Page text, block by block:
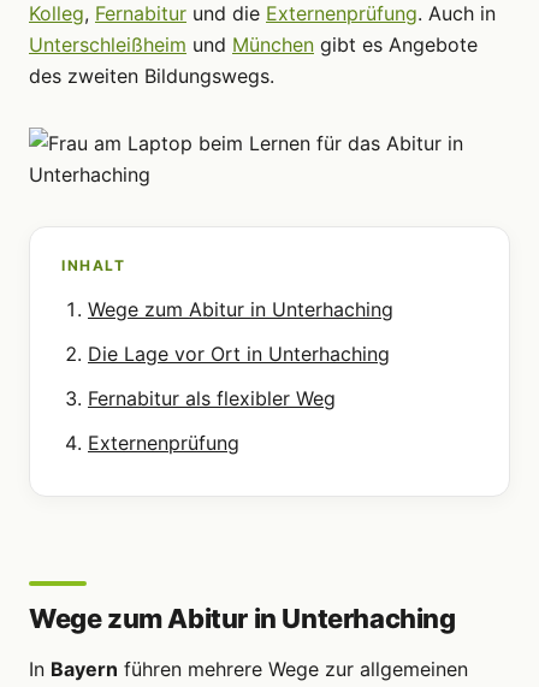
Kolleg, Fernabitur und die Externenprüfung. Auch in
Unterschleißheim und München gibt es Angebote
des zweiten Bildungswegs.
INHALT
Wege zum Abitur in Unterhaching
Die Lage vor Ort in Unterhaching
Fernabitur als flexibler Weg
Externenprüfung
Wege zum Abitur in Unterhaching
In Bayern führen mehrere Wege zur allgemeinen